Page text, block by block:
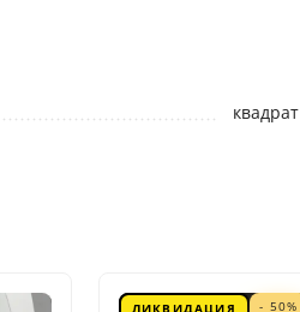
квадрат
ЛИКВИДАЦИЯ - 50%